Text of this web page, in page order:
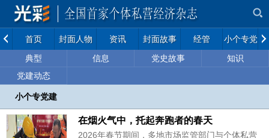
首页 封面人物 资讯 封面故事 经管
小个专党建
典型
信息 党史故事
知识
党建动态
小个专党建
在烟火气中，托起奔跑者的春天
2026年春节期间，多地市场监管部门与个体私营